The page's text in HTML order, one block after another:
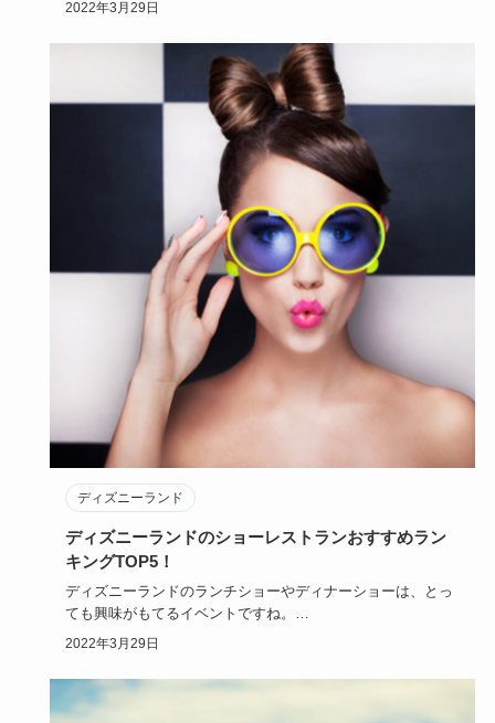
2022年3月29日
ディズニーランド
ディズニーランドのショーレストランおすすめラン
キングTOP5！
ディズニーランドのランチショーやディナーショーは、とっ
ても興味がもてるイベントですね。
レストランで食事しながら、ミッキ…
2022年3月29日